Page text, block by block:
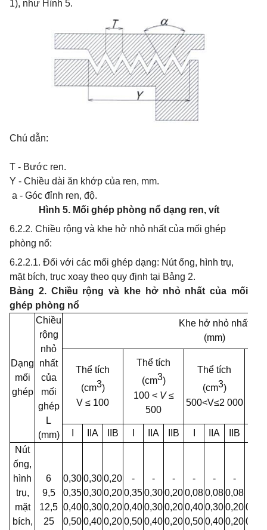
1), như Hình 5.
Chú dẫn:
T - Bước ren.
Y - Chiều dài ăn khớp của ren, mm.
a - Góc đỉnh ren, độ.
Hình 5. Mối ghép phòng nổ dạng ren, vít
6.2.2. Chiều rộng và khe hở nhỏ nhất của mối ghép
phòng nổ:
6.2.2.1. Đối với các mối ghép dạng: Nút ống, hình trụ,
mặt bích, trục xoay theo quy định tại Bảng 2.
Bảng 2. Chiều rộng và khe hở nhỏ nhất của mối
ghép phòng nổ
Dạng
mối
ghép
Chiều
rộng
nhỏ
nhất
của
mối
ghép
L
(mm)
Khe hở nhỏ nhất
(mm)
Thể tích
(cm3)
V ≤ 100
Thể tích
(cm3)
100 < V≤
500
Thể tích
(cm3)
500<V≤2 000
A IIB A IIB IIA
IIB
Nút
ống,
hình
trụ,
mặt
bích,
6
9,5
12,5
25
0,30
0,35
0,40
0,50
0,30
0,30
0,30
0,40
0,20
0,20
0,20
0,20
-
0,35
0,40
0,50
-
0,30
0,30
0,40
-
0,20
0,20
0,20
-
0,08
0,40
0,50
-
0,08
0,30
0,40
-
0,08
0,20
0,20
0,40
0,50